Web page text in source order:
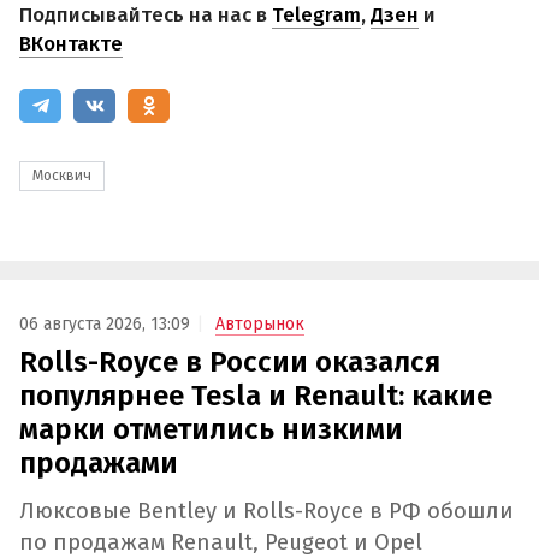
Подписывайтесь на нас в Telegram,Дзен и
ВКонтакте
Москвич
06 августа 2026, 13:09 Авторынок
Rolls-Royce в России оказался
популярнее Tesla и Renault: какие
марки отметились низкими
продажами
Люксовые Bentley и Rolls-Royce в РФ обошли
по продажам Renault, Peugeot и Opel